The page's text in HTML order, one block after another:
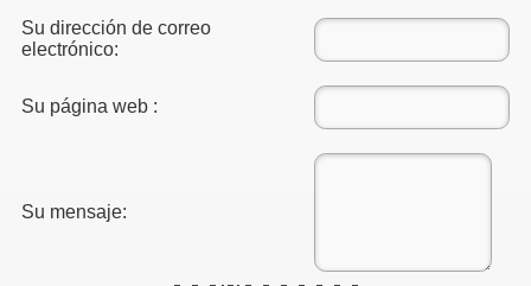
Su dirección de correo
electrónico:
Su página web :
Su mensaje: